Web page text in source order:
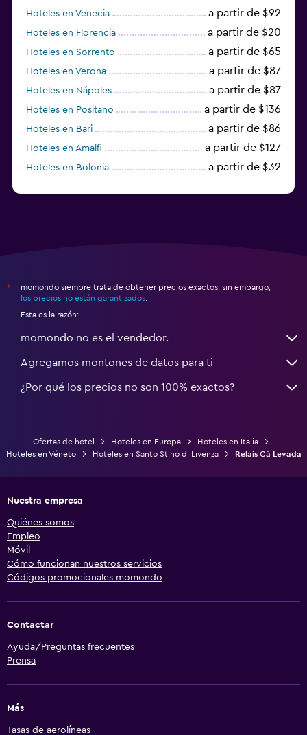
Hoteles en Venecia a partir de $92
Hoteles en Florencia a partir de $20
Hoteles en Sorrento a partir de $65
Hoteles en Verona a partir de $87
Hoteles en Nápoles a partir de $87
Hoteles en Positano a partir de $136
Hoteles en Bari a partir de $86
Hoteles en Amalfi a partir de $127
Hoteles en Bolonia a partir de $32
*
momondo siempre trata de obtener precios exactos, sin embargo,
los precios no están garantizados
Esta es la razón:
momondo no es el vendedor.
Agregamos montones de datos para ti
¿Por qué los precios no son 100% exactos?
Ofertas de hotel Hoteles en Europa
Hoteles en Italia
Hoteles en Véneto
Hoteles en Santo Stino di Livenza Relais Cà Levada
Nuestra empresa
Quiénes somos
Empleo
Móvil
Cómo funcionan nuestros servicios
Códigos promocionales momondo
Contactar
Ayuda/Preguntas frecuentes
Prensa
Más
Tasas de aerolíneas